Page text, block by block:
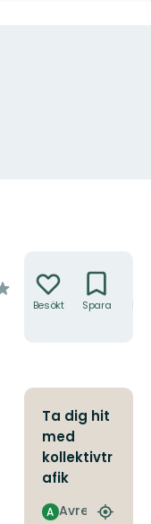
Besökt Spara
Ta dig hit
med
kollektivtr
afik
Avresa
A
Hitta